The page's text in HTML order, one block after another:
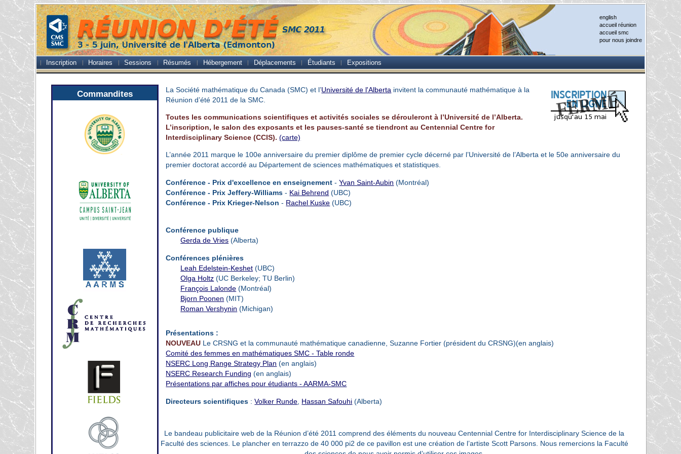
english
accueil réunion
accueil smc
pour nous joindre
Inscription Horaires Sessions Résumés Hébergement Déplacements Étudiants Expositions
Commandites La Société mathématique du Canada (SMC) et l’Université de l'Alberta invitent la communauté mathématique à la
Réunion d’été 2011 de la SMC.
Toutes les communications scientifiques et activités sociales se dérouleront à l’Université de l’Alberta.
L’inscription, le salon des exposants et les pauses-santé se tiendront au Centennial Centre for
Interdisciplinary Science (CCIS). (carte)
L’année 2011 marque le 100e anniversaire du premier diplôme de premier cycle décerné par l’Université de l’Alberta et le 50e anniversaire du
premier doctorat accordé au Département de sciences mathématiques et statistiques.
Conférence - Prix d'excellence en enseignement -Yvan Saint-Aubin (Montréal)
Conférence - Prix Jeffery-Williams - Kai Behrend (UBC)
Conférence - Prix Krieger-Nelson - Rachel Kuske (UBC)
Conférence publique
Gerda de Vries (Alberta)
Conférences plénières
Leah Edelstein-Keshet (UBC)
Olga Holtz (UC Berkeley; TU Berlin)
François Lalonde (Montréal)
Bjorn Poonen (MIT)
Roman Vershynin (Michigan)
Présentations :
NOUVEAU Le CRSNG et la communauté mathématique canadienne, Suzanne Fortier (président du CRSNG)(en anglais)
Comité des femmes en mathématiques SMC - Table ronde
NSERC Long Range Strategy Plan (en anglais)
NSERC Research Funding (en anglais)
Présentations par affiches pour étudiants - AARMA-SMC
Directeurs scientifiques :Volker Runde Hassan Safouhi (Alberta)
Le bandeau publicitaire web de la Réunion d’été 2011 comprend des éléments du nouveau Centennial Centre for Interdisciplinary Science de la
Faculté des sciences. Le plancher en terrazzo de 40 000 pi2 de ce pavillon est une création de l’artiste Scott Parsons. Nous remercions la Faculté